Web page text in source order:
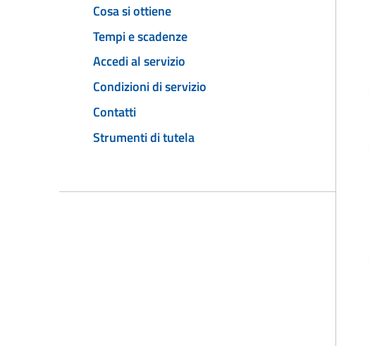
Cosa si ottiene
Tempi e scadenze
Accedi al servizio
Condizioni di servizio
Contatti
Strumenti di tutela